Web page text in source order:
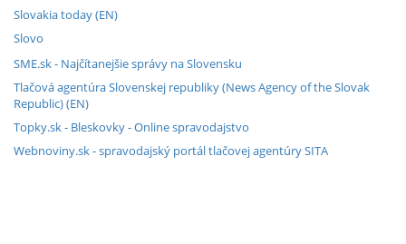
Slovakia today (EN)
Slovo
SME.sk - Najčítanejšie správy na Slovensku
Tlačová agentúra Slovenskej republiky (News Agency of the Slovak
Republic) (EN)
Topky.sk - Bleskovky - Online spravodajstvo
Webnoviny.sk - spravodajský portál tlačovej agentúry SITA